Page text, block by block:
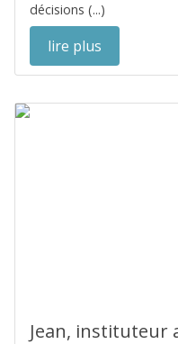
décisions (...)
lire plus
Jean, instituteur